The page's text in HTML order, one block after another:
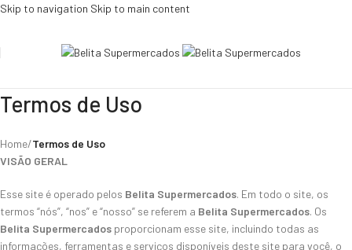
Skip to navigation Skip to main content
Termos de Uso
Home/Termos de Uso
VISÃO GERAL
Esse site é operado pelos Belita Supermercados. Em todo o site, os
termos “nós”, “nos” e “nosso” se referem a Belita Supermercados. Os
Belita Supermercados proporcionam esse site, incluindo todas as
informações, ferramentas e serviços disponíveis deste site para você, o